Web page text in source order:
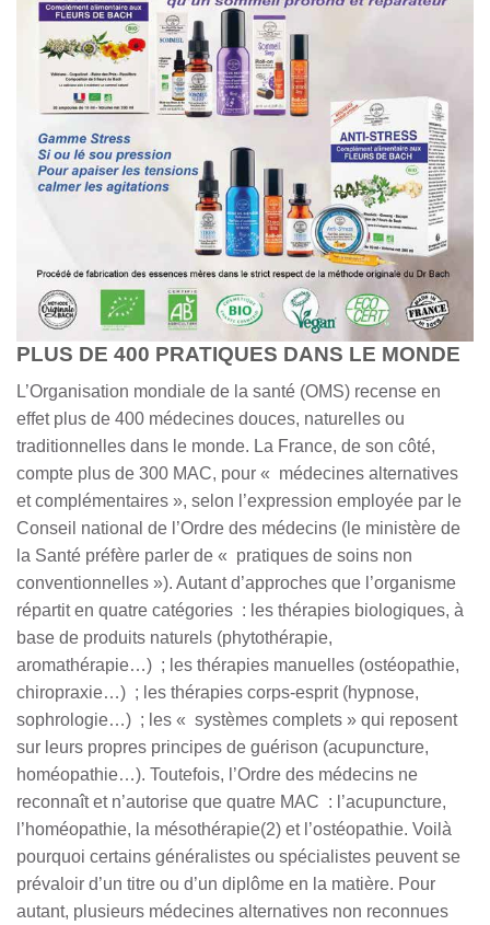
PLUS DE 400 PRATIQUES DANS LE MONDE
L’Organisation mondiale de la santé (OMS) recense en
effet plus de 400 médecines douces, naturelles ou
traditionnelles dans le monde. La France, de son côté,
compte plus de 300 MAC, pour « médecines alternatives
et complémentaires », selon l’expression employée par le
Conseil national de l’Ordre des médecins (le ministère de
la Santé préfère parler de « pratiques de soins non
conventionnelles »). Autant d’approches que l’organisme
répartit en quatre catégories : les thérapies biologiques, à
base de produits naturels (phytothérapie,
aromathérapie…) ; les thérapies manuelles (ostéopathie,
chiropraxie…) ; les thérapies corps-esprit (hypnose,
sophrologie…) ; les « systèmes complets » qui reposent
sur leurs propres principes de guérison (acupuncture,
homéopathie…). Toutefois, l’Ordre des médecins ne
reconnaît et n’autorise que quatre MAC : l’acupuncture,
l’homéopathie, la mésothérapie(2) et l’ostéopathie. Voilà
pourquoi certains généralistes ou spécialistes peuvent se
prévaloir d’un titre ou d’un diplôme en la matière. Pour
autant, plusieurs médecines alternatives non reconnues